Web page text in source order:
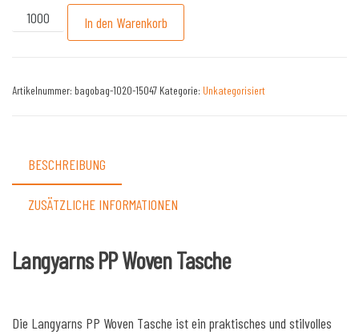
Modell: Langyarns PP Woven TaschePP Taschen #20 Menge
In den Warenkorb
:
Artikelnummer: bagobag-1020-15047 Kategorie: Unkategorisiert
BESCHREIBUNG
ZUSÄTZLICHE INFORMATIONEN
Langyarns PP Woven Tasche
Die Langyarns PP Woven Tasche ist ein praktisches und stilvolles